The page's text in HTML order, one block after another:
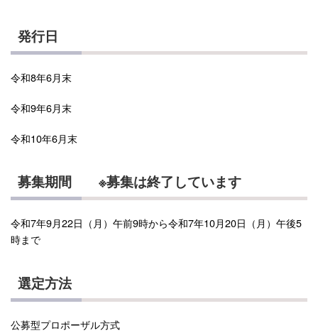
発行日
令和8年6月末
令和9年6月末
令和10年6月末
募集期間 ※募集は終了しています
令和7年9月22日（月）午前9時から令和7年10月20日（月）午後5
時まで
選定方法
公募型プロポーザル方式